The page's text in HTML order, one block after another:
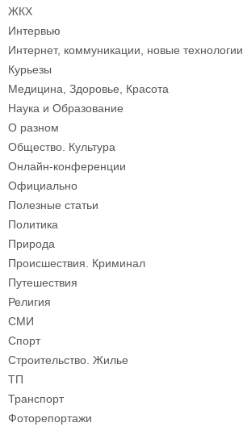
ЖКХ
Интервью
Интернет, коммуникации, новые технологии
Курьезы
Медицина, Здоровье, Красота
Наука и Образование
О разном
Общество. Культура
Онлайн-конференции
Официально
Полезные статьи
Политика
Природа
Происшествия. Криминал
Путешествия
Религия
СМИ
Спорт
Строительство. Жилье
ТП
Транспорт
Фоторепортажи